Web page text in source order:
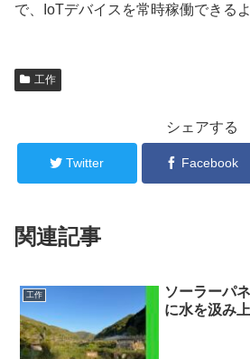
で、IoTデバイスを常時稼働できる
工作
シェアする
Twitter Facebook
関連記事
工作
ソーラーパ
に水を汲み